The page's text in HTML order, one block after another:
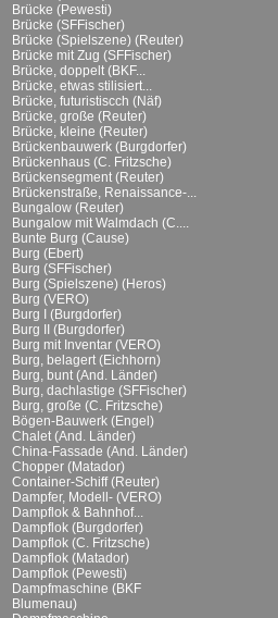
Brücke (Pewesti)
Brücke (SFFischer)
Brücke (Spielszene) (Reuter)
Brücke mit Zug (SFFischer)
Brücke, doppelt (BKF...
Brücke, etwas stilisiert...
Brücke, futuristiscch (Näf)
Brücke, große (Reuter)
Brücke, kleine (Reuter)
Brückenbauwerk (Burgdorfer)
Brückenhaus (C. Fritzsche)
Brückensegment (Reuter)
Brückenstraße, Renaissance-...
Bungalow (Reuter)
Bungalow mit Walmdach (C....
Bunte Burg (Cause)
Burg (Ebert)
Burg (SFFischer)
Burg (Spielszene) (Heros)
Burg (VERO)
Burg I (Burgdorfer)
Burg II (Burgdorfer)
Burg mit Inventar (VERO)
Burg, belagert (Eichhorn)
Burg, bunt (And. Länder)
Burg, dachlastige (SFFischer)
Burg, große (C. Fritzsche)
Bögen-Bauwerk (Engel)
Chalet (And. Länder)
China-Fassade (And. Länder)
Chopper (Matador)
Container-Schiff (Reuter)
Dampfer, Modell- (VERO)
Dampflok & Bahnhof...
Dampflok (Burgdorfer)
Dampflok (C. Fritzsche)
Dampflok (Matador)
Dampflok (Pewesti)
Dampfmaschine (BKF
Blumenau)